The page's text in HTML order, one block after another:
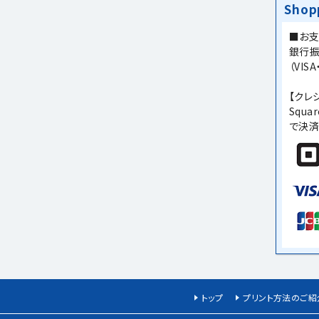
■お
銀行
（
【ク
で決
トップ プリント方法のご